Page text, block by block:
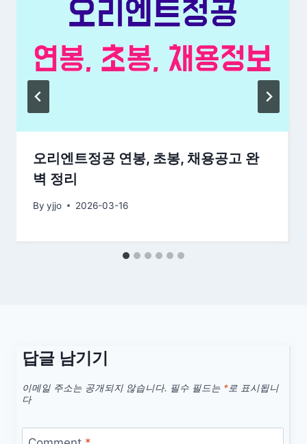
오리엔트정공 연봉, 초봉, 채용공고 완
벽 정리
By yjjo 2026-03-16
답글 남기기
이메일 주소는 공개되지 않습니다. 필수 필드는 *로 표시됩니
다